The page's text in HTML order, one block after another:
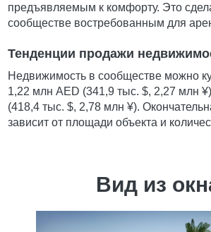
предъявляемым к комфорту. Это
сообществе востребованным для
Тенденции продажи
Недвижимость в сообществе можно
1,22 млн AED (341,9 тыс. $, 2,27 млн
(418,4 тыс. $, 2,78 млн ¥).
зависит от площади объекта и
Вид из